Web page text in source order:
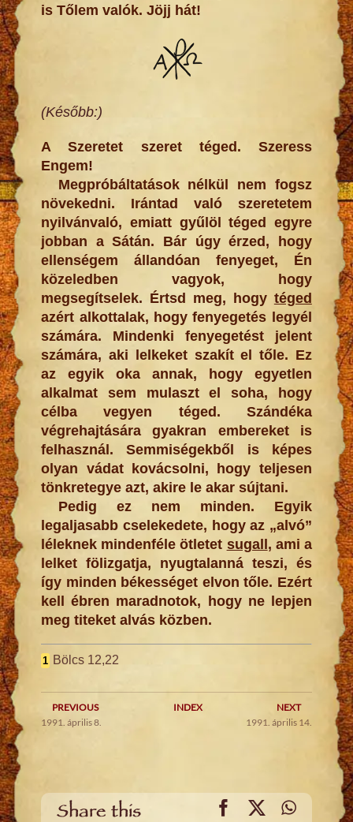
is Tőlem valók. Jöjj hát!
(Később:)
A Szeretet szeret téged. Szeress
Engem!
Megpróbáltatások nélkül nem fogsz
növekedni. Irántad való szeretetem
nyilvánvaló, emiatt gyűlöl téged egyre
jobban a Sátán. Bár úgy érzed, hogy
ellenségem állandóan fenyeget, Én
közeledben vagyok, hogy
megsegítselek. Értsd meg, hogy téged
azért alkottalak, hogy fenyegetés legyél
számára. Mindenki fenyegetést jelent
számára, aki lelkeket szakít el tőle. Ez
az egyik oka annak, hogy egyetlen
alkalmat sem mulaszt el soha, hogy
célba vegyen téged. Szándéka
végrehajtására gyakran embereket is
felhasznál. Semmiségekből is képes
olyan vádat kovácsolni, hogy teljesen
tönkretegye azt, akire le akar sújtani.
Pedig ez nem minden. Egyik
legaljasabb cselekedete, hogy az „alvó”
léleknek mindenféle ötletet sugall, ami a
lelket fölizgatja, nyugtalanná teszi, és
így minden békességet elvon tőle. Ezért
kell ébren maradnotok, hogy ne lepjen
meg titeket alvás közben.
1 Bölcs 12,22
PREVIOUS INDEX
NEXT
1991. április 8.
1991. április 14.
Share this Facebook